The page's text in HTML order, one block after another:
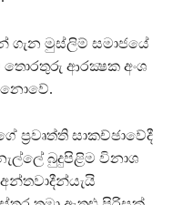
ගැන මුස්ලිම් සමාජයේ
ආරක්‍ෂක අංශ
නොවේ.
ප්‍රවෘත්ති සාකච්ඡාවේදී
බුදුපිළිම විනාශ